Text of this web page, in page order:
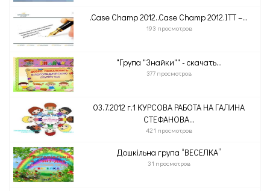
.Case Champ 2012..Case Champ 2012.ITT –...
193 просмотров
"Група "Знайки"" - скачать...
377 просмотров
03.7.2012 г.1 КУРСОВА РАБОТА НА ГАЛИНА
СТЕФАНОВА...
421 просмотров
Дошкільна група “ВЕСЕЛКА”
31 просмотров